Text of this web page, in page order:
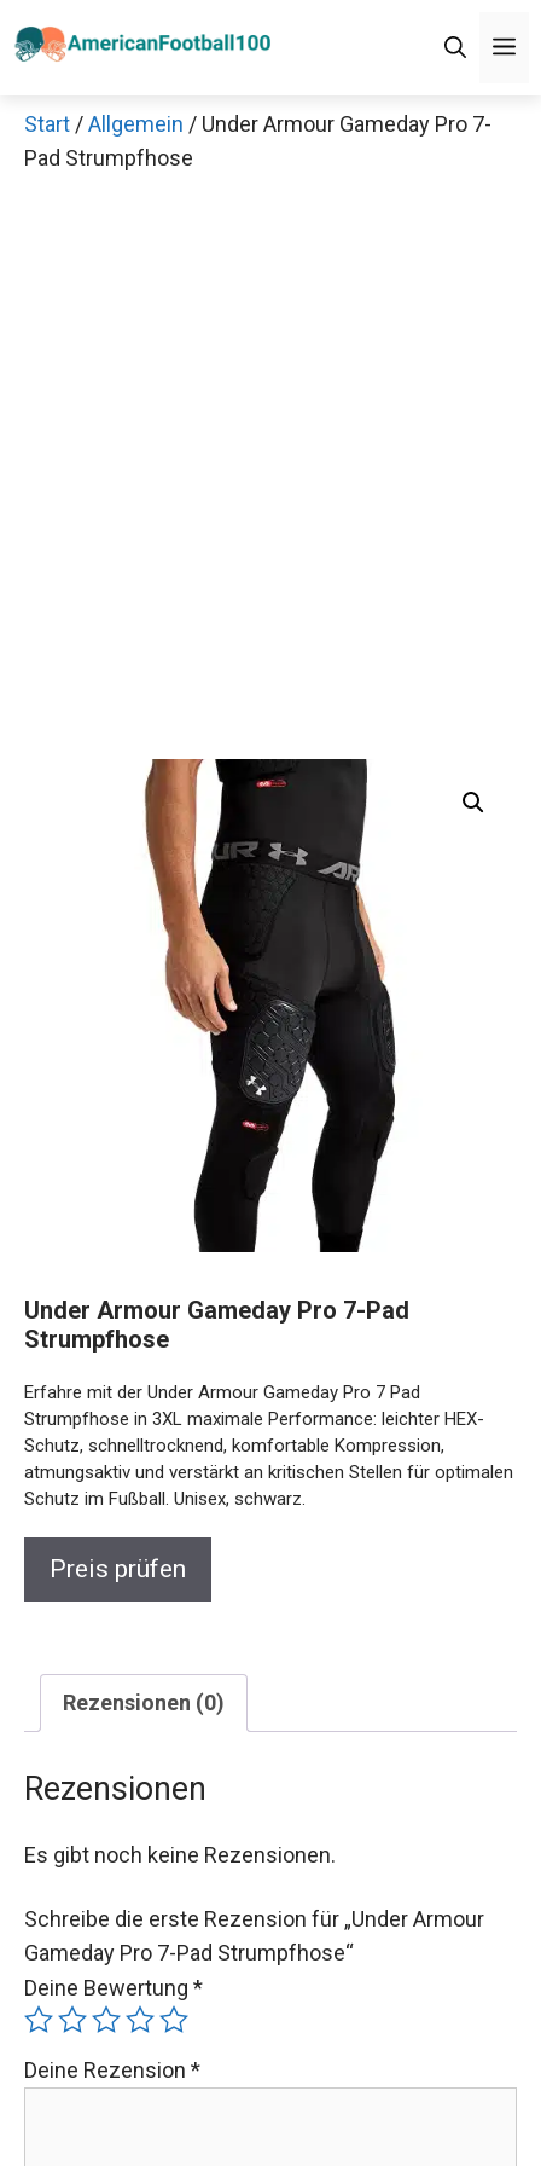
Inhalt
Start /Allgemein / Under Armour Gameday Pro 7-
Pad Strumpfhose
Under Armour Gameday Pro 7-Pad
Strumpfhose
Erfahre mit der Under Armour Gameday Pro 7 Pad
Strumpfhose in 3XL maximale Performance: leichter HEX-
Schutz, schnelltrocknend, komfortable Kompression,
atmungsaktiv und verstärkt an kritischen Stellen für optimalen
Schutz im Fußball. Unisex, schwarz.
Preis prüfen
Rezensionen (0)
Rezensionen
Es gibt noch keine Rezensionen.
Schreibe die erste Rezension für „Under Armour
Gameday Pro 7-Pad Strumpfhose“
Deine Bewertung *
Deine Rezension *